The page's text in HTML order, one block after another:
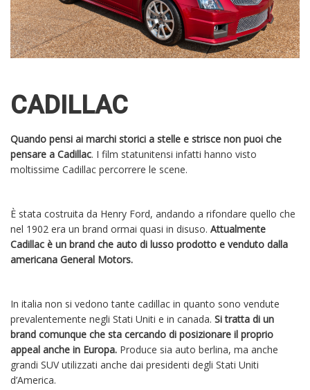
CADILLAC
Quando pensi ai marchi storici a stelle e strisce non puoi che
pensare a Cadillac. I film statunitensi infatti hanno visto
moltissime Cadillac percorrere le scene.
È stata costruita da Henry Ford, andando a rifondare quello che
nel 1902 era un brand ormai quasi in disuso. Attualmente
Cadillac è un brand che auto di lusso prodotto e venduto dalla
americana General Motors.
In italia non si vedono tante cadillac in quanto sono vendute
prevalentemente negli Stati Uniti e in canada. Si tratta di un
brand comunque che sta cercando di posizionare il proprio
appeal anche in Europa. Produce sia auto berlina, ma anche
grandi SUV utilizzati anche dai presidenti degli Stati Uniti
d’America.